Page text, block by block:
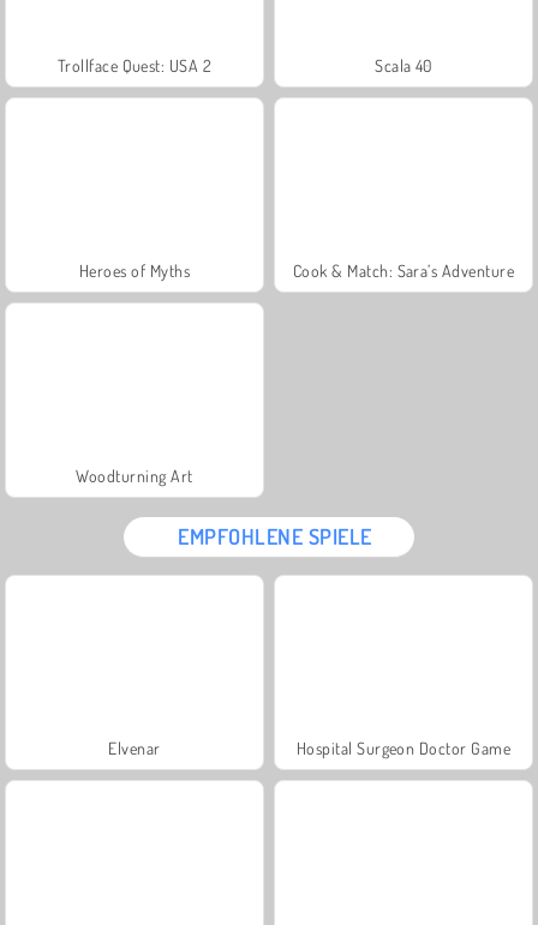
Trollface Quest: USA 2 Scala 40
Heroes of Myths Cook & Match: Sara’s Adventure
Woodturning Art
EMPFOHLENE SPIELE
Elvenar Hospital Surgeon Doctor Game